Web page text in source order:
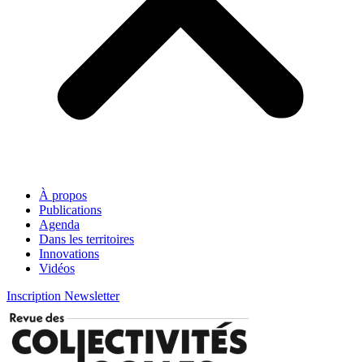
À propos
Publications
Agenda
Dans les territoires
Innovations
Vidéos
Inscription Newsletter